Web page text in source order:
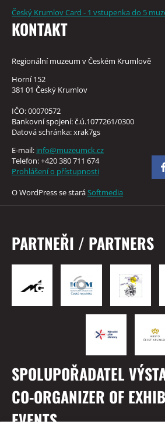
Český Krumlov Card - 1 vstupenka do 5
KONTAKT
Regionální muzeum v Českém Krumlově
Horní 152
381 01 Český Krumlov
IČO: 00070572
Bankovní spojení: č.ú.1077261/0300
Datová schránka: xrak7gs
E-mail: info@muzeumck.cz
Telefon: +420 380 711 674
Prohlášení o přístupnosti
O WordPress se staráSoftmedia
PARTNEŘI / PARTNERS
SPOLUPOŘADATEL
CO-ORGANIZER OF
EVENTS